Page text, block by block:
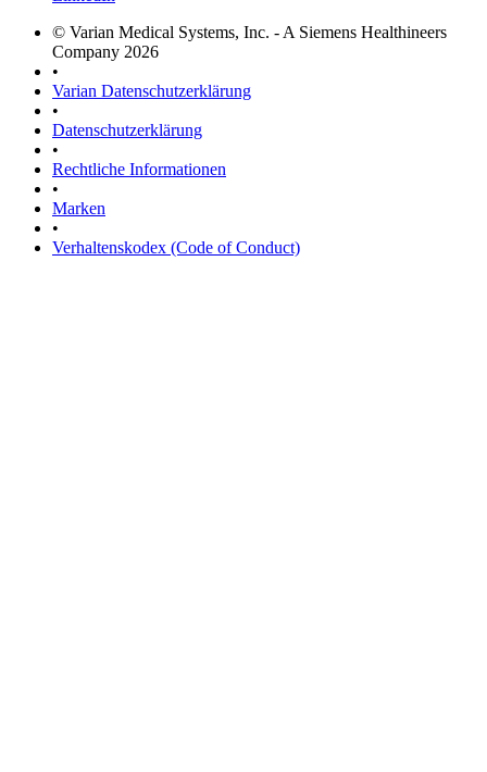
© Varian Medical Systems, Inc. - A Siemens Healthineers
Company 2026
•
Varian Datenschutzerklärung
•
Datenschutzerklärung
•
Rechtliche Informationen
•
Marken
•
Verhaltenskodex (Code of Conduct)